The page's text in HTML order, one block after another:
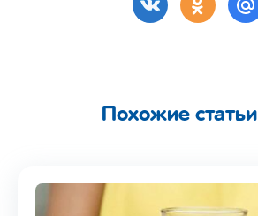
Похожие статьи